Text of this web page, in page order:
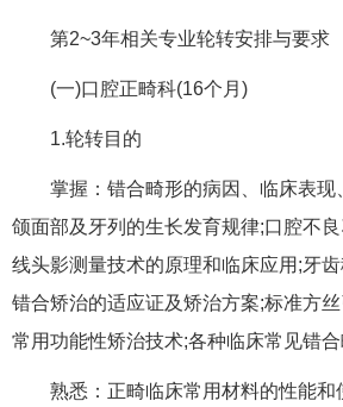
第2~3年相关专业轮转安排与要求
(一)口腔正畸科(16个月)
1.轮转目的
掌握：错合畸形的病因、临床表现
颌面部及牙列的生长发育规律;口腔不
线头影测量技术的原理和临床应用;牙
错合矫治的适应证及矫治方案;标准方
常用功能性矫治技术;各种临床常见错合
熟悉：正畸临床常用材料的性能和